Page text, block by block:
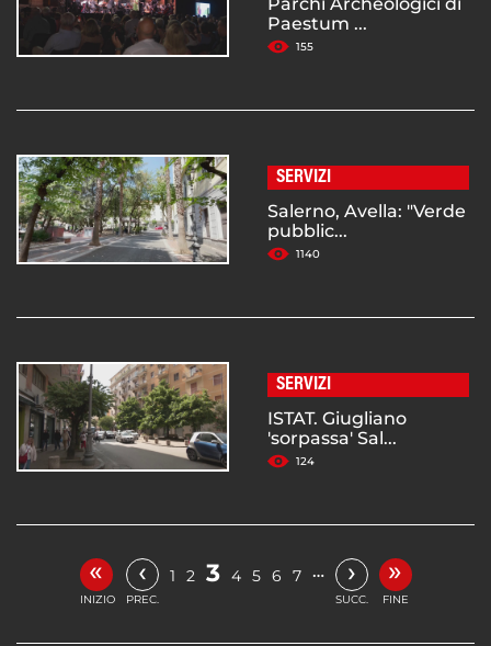
Paestum ...
155
SERVIZI
Salerno, Avella: "Verde
pubblic...
1140
SERVIZI
ISTAT. Giugliano
'sorpassa' Sal...
124
«
INIZIO
‹
PREC.
1 2 3 4 5 6 7 … ›
SUCC.
»
FINE